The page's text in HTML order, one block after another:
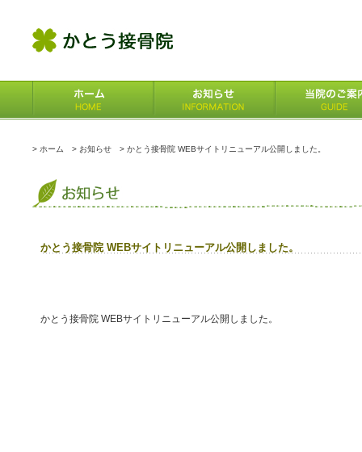
> ホーム > お知らせ > かとう接骨院 WEBサイトリニューアル公開しました。
かとう接骨院 WEBサイトリニューアル公開しました。
かとう接骨院 WEBサイトリニューアル公開しました。